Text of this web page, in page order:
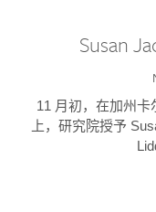
Susan
11 月初，在加州卡
上，研究院授予